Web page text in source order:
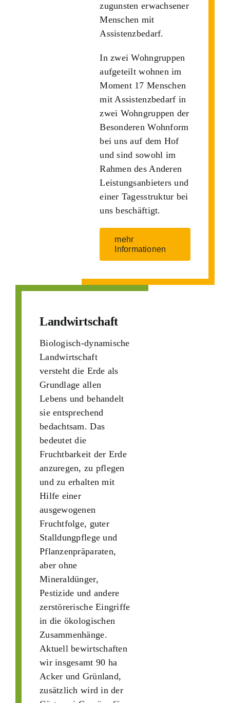
zugunsten erwachsener
Menschen mit
Assistenzbedarf.
In zwei Wohngruppen
aufgeteilt wohnen im
Moment 17 Menschen
mit Assistenzbedarf in
zwei Wohngruppen der
Besonderen Wohnform
bei uns auf dem Hof
und sind sowohl im
Rahmen des Anderen
Leistungsanbieters und
einer Tagesstruktur bei
uns beschäftigt.
mehr
Informationen
Landwirtschaft
Biologisch-dynamische
Landwirtschaft
versteht die Erde als
Grundlage allen
Lebens und behandelt
sie entsprechend
bedachtsam. Das
bedeutet die
Fruchtbarkeit der Erde
anzuregen, zu pflegen
und zu erhalten mit
Hilfe einer
ausgewogenen
Fruchtfolge, guter
Stalldungpflege und
Pflanzenpräparaten,
aber ohne
Mineraldünger,
Pestizide und andere
zerstörerische Eingriffe
in die ökologischen
Zusammenhänge.
Aktuell bewirtschaften
wir insgesamt 90 ha
Acker und Grünland,
zusätzlich wird in der